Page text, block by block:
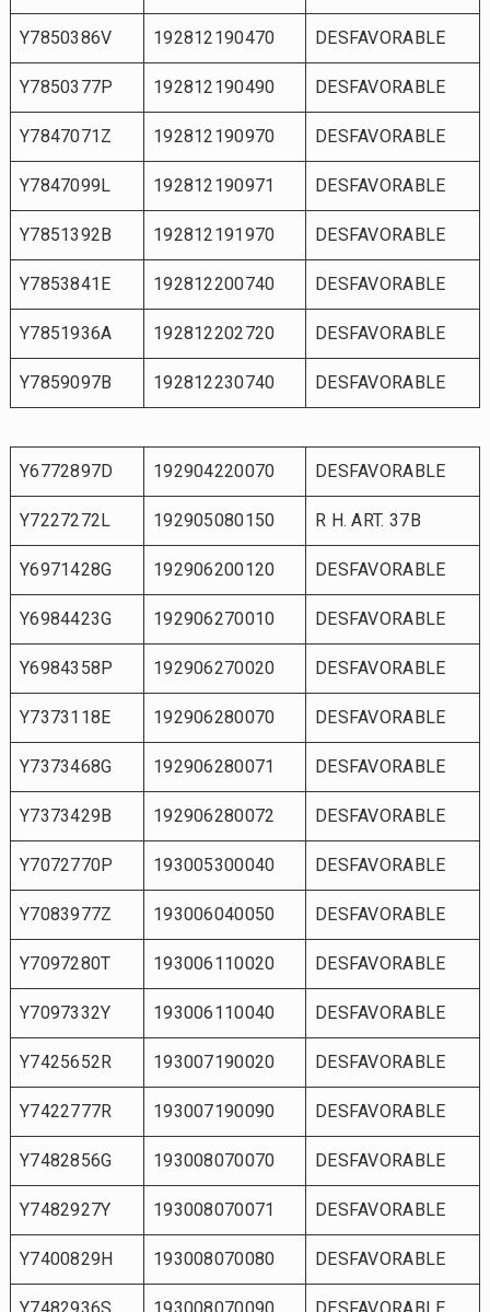
Y7850386V 192812190470 DESFAVORABLE
Y7850377P 192812190490 DESFAVORABLE
Y7847071Z 192812190970 DESFAVORABLE
Y7847099L 192812190971 DESFAVORABLE
Y7851392B 192812191970 DESFAVORABLE
Y7853841E 192812200740 DESFAVORABLE
Y7851936A 192812202720 DESFAVORABLE
Y7859097B 192812230740 DESFAVORABLE
Y6772897D 192904220070 DESFAVORABLE
Y7227272L 192905080150 R H. ART. 37B
Y6971428G 192906200120 DESFAVORABLE
Y6984423G 192906270010 DESFAVORABLE
Y6984358P 192906270020 DESFAVORABLE
Y7373118E 192906280070 DESFAVORABLE
Y7373468G 192906280071 DESFAVORABLE
Y7373429B 192906280072 DESFAVORABLE
Y7072770P 193005300040 DESFAVORABLE
Y7083977Z 193006040050 DESFAVORABLE
Y7097280T 193006110020 DESFAVORABLE
Y7097332Y 193006110040 DESFAVORABLE
Y7425652R 193007190020 DESFAVORABLE
Y7422777R 193007190090 DESFAVORABLE
Y7482856G 193008070070 DESFAVORABLE
Y7482927Y 193008070071 DESFAVORABLE
Y7400829H 193008070080 DESFAVORABLE